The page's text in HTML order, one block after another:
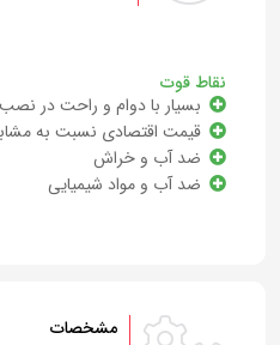
نقاط قوت
بسیار با دوام و راحت در نصب
قیمت اقتصادی نسبت به
ضد آب و خراش
ضد آب و مواد شیمیایی
مشخصات